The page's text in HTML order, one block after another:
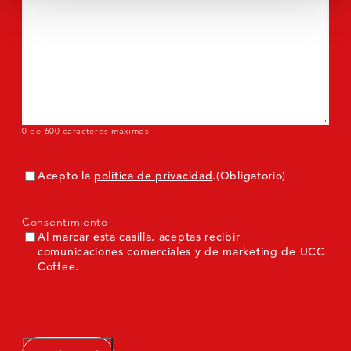
0 de 600 caracteres máximos
Consentimiento(Obligatorio)
Acepto la política de privacidad.(Obligatorio)
Consentimiento
Al marcar esta casilla, aceptas recibir
comunicaciones comerciales y de marketing de UCC
Coffee.